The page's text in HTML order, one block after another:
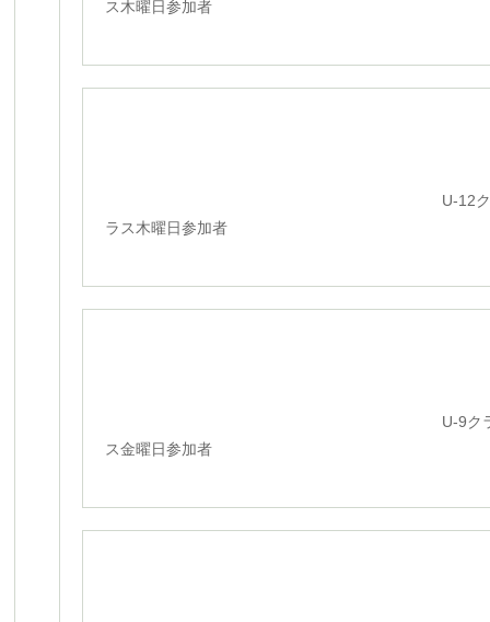
ス木曜日参加者
U-12
ラス木曜日参加者
U-9ク
ス金曜日参加者